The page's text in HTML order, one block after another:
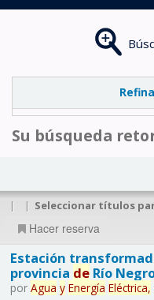
Su búsqueda
| | Seleccionar títulos
Hacer reserva
Estación
provincia deRío
por Agua y Energía Eléctrica,